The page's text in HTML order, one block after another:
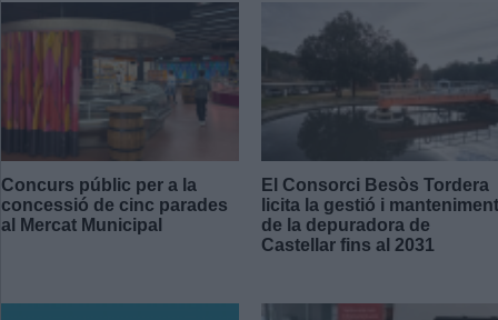
Concurs públic per a la
concessió de cinc parades
al Mercat Municipal
El Consorci Besòs Tordera
licita la gestió i manteniment
de la depuradora de
Castellar fins al 2031